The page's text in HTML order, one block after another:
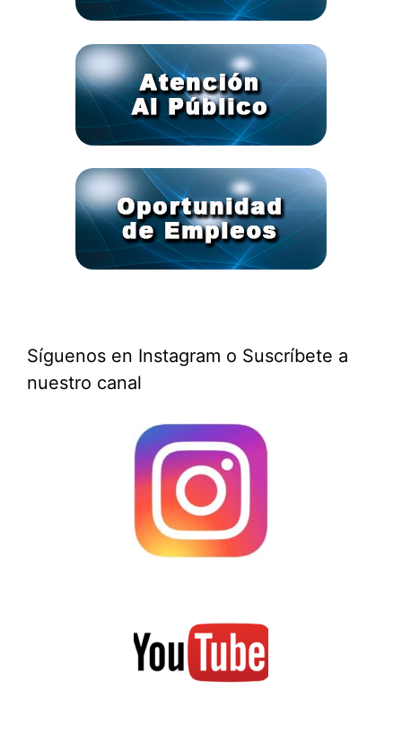
Síguenos en Instagram o Suscríbete a
nuestro canal